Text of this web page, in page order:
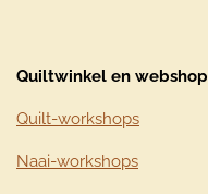
Quiltwinkel en webshop
Quilt-workshops
Naai-workshops